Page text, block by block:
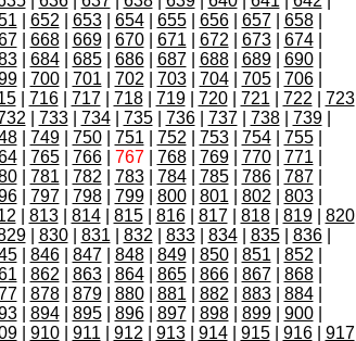
652 653| 654| 655| 656| 657| 658|
| 668| 669| 670| 671 672 673| 674|
| 684| 685| 686| 687| 688| 689| 690|
| 700| 701 702 703| 704| 705| 706|
| 716| 717| 718| 719| 720| 721 722
723
733| 734| 735| 736| 737| 738| 739|
| 749| 750| 751 752 753| 754| 755|
| 765| 766| 767| 768| 769| 770| 771
| 781 782 783| 784| 785| 786| 787|
| 797| 798| 799| 800| 801 802 803|
813| 814| 815| 816| 817| 818| 819| 820
| 830| 831 832 833| 834| 835| 836|
| 846| 847| 848| 849| 850| 851 852
862 863| 864| 865| 866| 867| 868|
| 878| 879| 880| 881 882 883| 884|
| 894| 895| 896| 897| 898| 899| 900|
| 910| 911 912 913| 914| 915| 916| 917